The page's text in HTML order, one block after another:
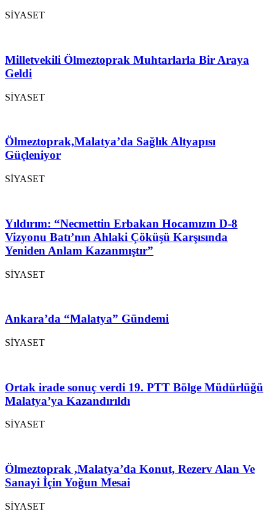
SİYASET
Milletvekili Ölmeztoprak Muhtarlarla Bir Araya
Geldi
SİYASET
Ölmeztoprak,Malatya’da Sağlık Altyapısı
Güçleniyor
SİYASET
Yıldırım: “Necmettin Erbakan Hocamızın D-8
Vizyonu Batı’nın Ahlaki Çöküşü Karşısında
Yeniden Anlam Kazanmıştır”
SİYASET
Ankara’da “Malatya” Gündemi
SİYASET
Ortak irade sonuç verdi 19. PTT Bölge Müdürlüğü
Malatya’ya Kazandırıldı
SİYASET
Ölmeztoprak ,Malatya’da Konut, Rezerv Alan Ve
Sanayi İçin Yoğun Mesai
SİYASET